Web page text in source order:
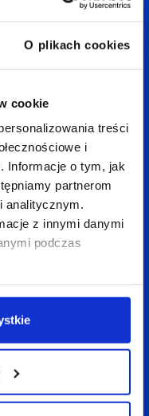
O plikach cookies
cookie
treści
i
Informacje o tym, jak
partnerom
analitycznym.
z innymi danymi
podczas
tego
internetowej,
łączy się
w procesie
polegające
udowodniły,
czytając
się na samej
artykułu),
oczami w dół,
powstałego w ten
„F”.